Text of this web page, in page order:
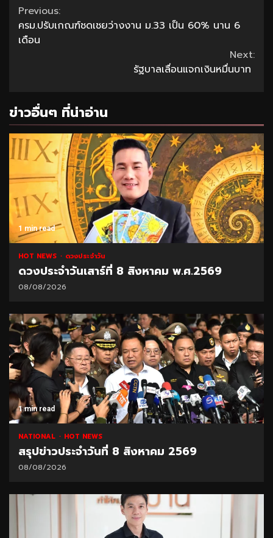
Continue
Reading
Previous:
ครม.ปรับเกณฑ์ชดเชยว่างงาน ม.33 เป็น 60% นาน 6
เดือน
Next:
รัฐบาลเลื่อนแจกเงินหมื่นบาท
ข่าวอื่นๆ ที่น่าอ่าน
1 min read
HOT NEWS ดวงประจำวัน
ดวงประจำวันเสาร์ที่ 8 สิงหาคม พ.ศ.2569
08/08/2026
1 min read
NATIONAL HOT NEWS
สรุปข่าวประจำวันที่ 8 สิงหาคม 2569
08/08/2026